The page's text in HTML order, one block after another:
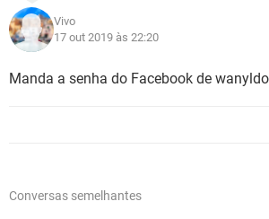
Vivo
17 out 2019 às 22:20
Manda a senha do Facebook de
Conversas semelhantes